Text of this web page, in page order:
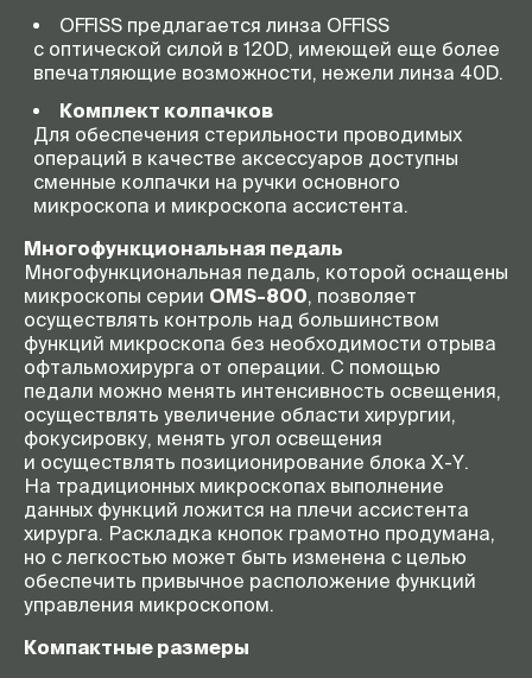
OFFISS предлагается линза OFFISS
с оптической силой в 120D, имеющей еще более
впечатляющие возможности, нежели линза 40D.
Комплект колпачков
Для обеспечения стерильности проводимых
операций в качестве аксессуаров доступны
сменные колпачки на ручки основного
микроскопа и микроскопа ассистента.
Многофункциональная педаль
Многофункциональная педаль, которой оснащены
микроскопы серии OMS-800, позволяет
осуществлять контроль над большинством
функций микроскопа без необходимости отрыва
офтальмохирурга от операции. С помощью
педали можно менять интенсивность освещения,
осуществлять увеличение области хирургии,
фокусировку, менять угол освещения
и осуществлять позиционирование блока X-Y.
На традиционных микроскопах выполнение
данных функций ложится на плечи ассистента
хирурга. Раскладка кнопок грамотно продумана,
но с легкостью может быть изменена с целью
обеспечить привычное расположение функций
управления микроскопом.
Компактные размеры